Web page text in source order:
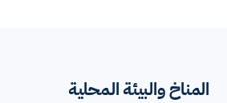
المناخ والبيئة المحلية